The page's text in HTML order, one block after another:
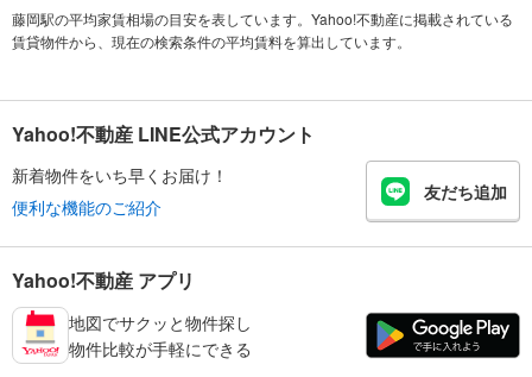
藤岡駅の平均家賃相場の目安を表しています。Yahoo!不動産に掲載されている
賃貸物件から、現在の検索条件の平均賃料を算出しています。
Yahoo!不動産 LINE公式アカウント
新着物件をいち早くお届け！
便利な機能のご紹介
友だち追加
Yahoo!不動産 アプリ
地図でサクッと物件探し
物件比較が手軽にできる